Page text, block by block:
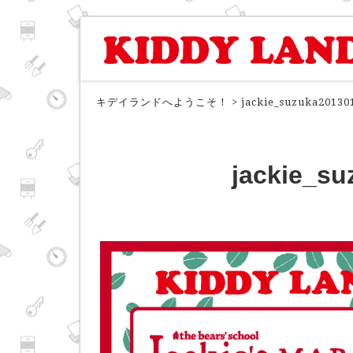
キデイランドへようこそ！ >